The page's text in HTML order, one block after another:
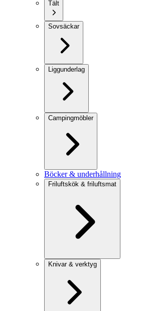
Tält
Sovsäckar
Liggunderlag
Campingmöbler
Böcker & underhållning
Friluftskök & friluftsmat
Knivar & verktyg